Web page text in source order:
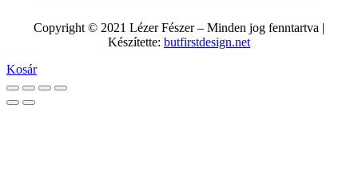
Copyright © 2021 Lézer Fészer – Minden jog fenntartva |
Készítette: butfirstdesign.net
Kosár